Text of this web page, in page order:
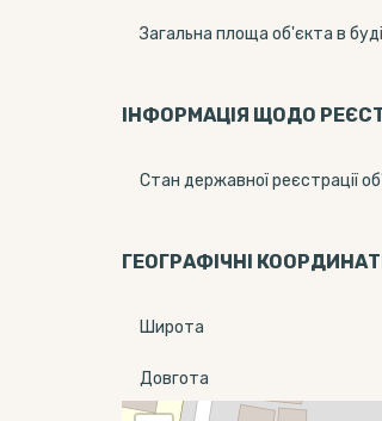
Загальна площа об'єкта в
ІНФОРМАЦІЯ ЩОДО
Стан державної реєстрації
ГЕОГРАФІЧНІ
Широта
Довгота